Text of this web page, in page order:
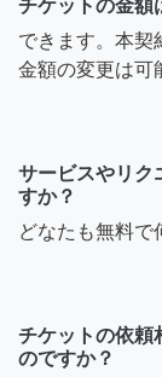
チケットの金額
できます。本契
金額の変更は可
サービスやリク
すか？
どなたも無料で
チケットの依頼
のですか？